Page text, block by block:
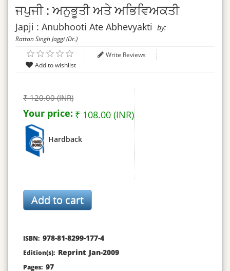
ਜਪੁਜੀ : ਅਨੁਭੂਤੀ ਅਤੇ ਅਭਿਵਿਅਕਤੀ
Japji : Anubhooti Ate Abhevyakti by:
Rattan Singh Jaggi (Dr.)
Write Reviews
₹ 120.00 (INR)
Your price: ₹ 108.00 (INR)
Hardback
ISBN: 978-81-8299-177-4
Edition(s): Reprint Jan-2009
Pages: 97